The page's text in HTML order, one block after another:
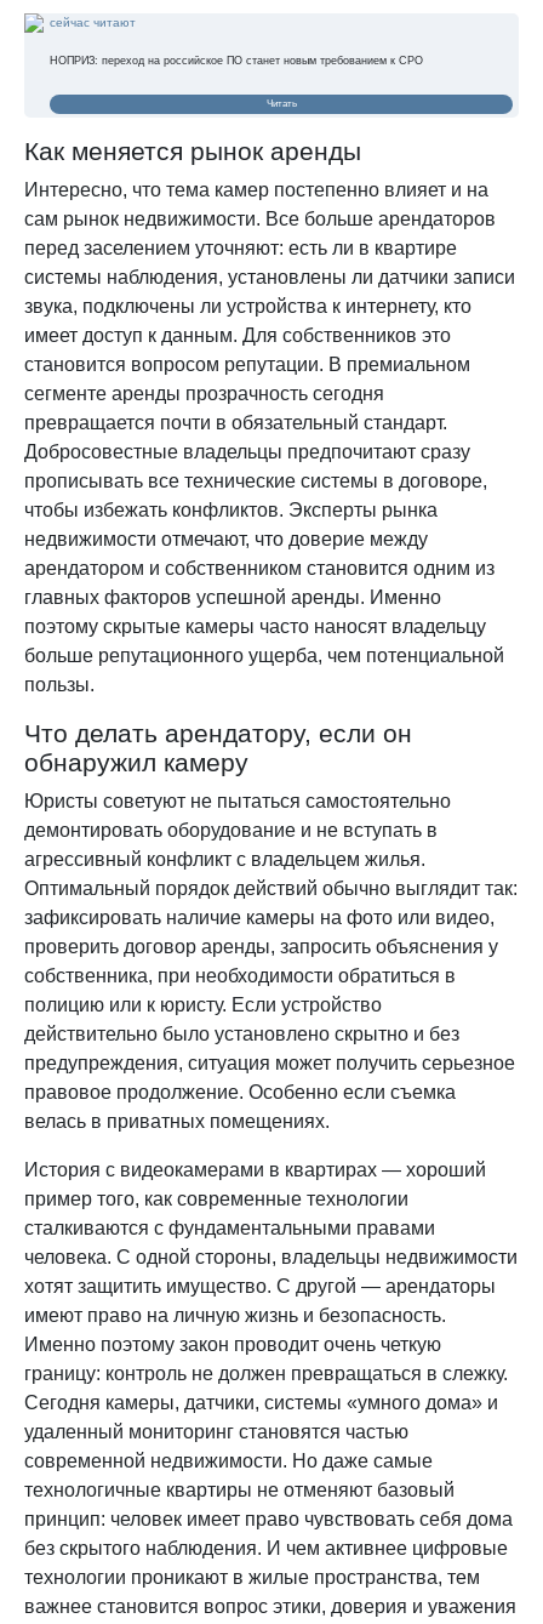
сейчас читают
НОПРИЗ: переход на российское ПО станет новым требованием к СРО
Читать
Как меняется рынок аренды
Интересно, что тема камер постепенно влияет и на
сам рынок недвижимости. Все больше арендаторов
перед заселением уточняют: есть ли в квартире
системы наблюдения, установлены ли датчики записи
звука, подключены ли устройства к интернету, кто
имеет доступ к данным. Для собственников это
становится вопросом репутации. В премиальном
сегменте аренды прозрачность сегодня
превращается почти в обязательный стандарт.
Добросовестные владельцы предпочитают сразу
прописывать все технические системы в договоре,
чтобы избежать конфликтов. Эксперты рынка
недвижимости отмечают, что доверие между
арендатором и собственником становится одним из
главных факторов успешной аренды. Именно
поэтому скрытые камеры часто наносят владельцу
больше репутационного ущерба, чем потенциальной
пользы.
Что делать арендатору, если он
обнаружил камеру
Юристы советуют не пытаться самостоятельно
демонтировать оборудование и не вступать в
агрессивный конфликт с владельцем жилья.
Оптимальный порядок действий обычно выглядит так:
зафиксировать наличие камеры на фото или видео,
проверить договор аренды, запросить объяснения у
собственника, при необходимости обратиться в
полицию или к юристу. Если устройство
действительно было установлено скрытно и без
предупреждения, ситуация может получить серьезное
правовое продолжение. Особенно если съемка
велась в приватных помещениях.
История с видеокамерами в квартирах — хороший
пример того, как современные технологии
сталкиваются с фундаментальными правами
человека. С одной стороны, владельцы недвижимости
хотят защитить имущество. С другой — арендаторы
имеют право на личную жизнь и безопасность.
Именно поэтому закон проводит очень четкую
границу: контроль не должен превращаться в слежку.
Сегодня камеры, датчики, системы «умного дома» и
удаленный мониторинг становятся частью
современной недвижимости. Но даже самые
технологичные квартиры не отменяют базовый
принцип: человек имеет право чувствовать себя дома
без скрытого наблюдения. И чем активнее цифровые
технологии проникают в жилые пространства, тем
важнее становится вопрос этики, доверия и уважения